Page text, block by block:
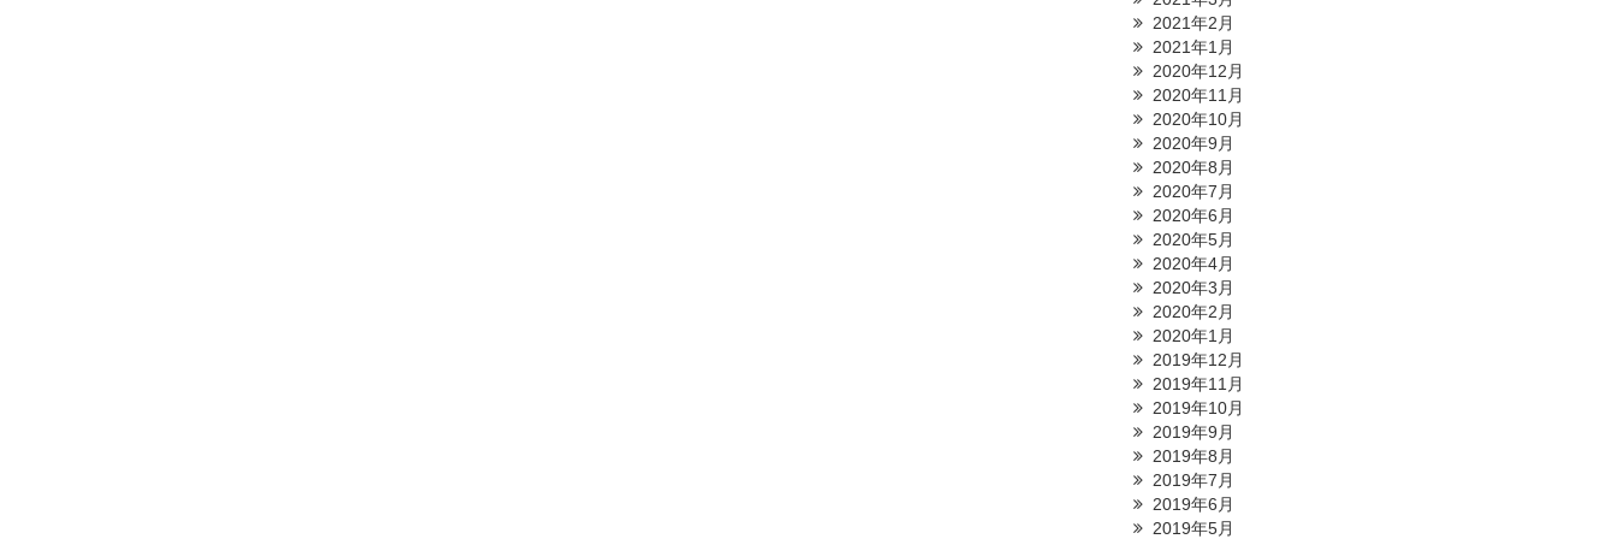
2021年2月
2021年1月
2020年12月
2020年11月
2020年10月
2020年9月
2020年8月
2020年7月
2020年6月
2020年5月
2020年4月
2020年3月
2020年2月
2020年1月
2019年12月
2019年11月
2019年10月
2019年9月
2019年8月
2019年7月
2019年6月
2019年5月